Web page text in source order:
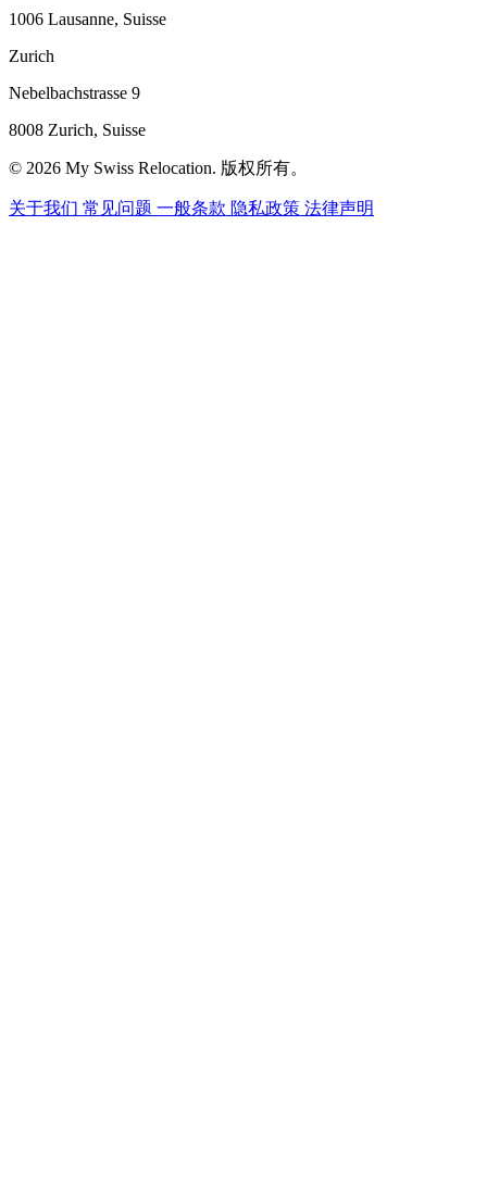
1006 Lausanne, Suisse
Zurich
Nebelbachstrasse 9
8008 Zurich, Suisse
© 2026 My Swiss Relocation. 版权所有。
关于我们 常见问题 一般条款 隐私政策 法律声明